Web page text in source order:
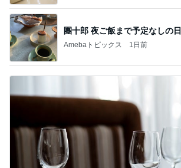
團十郎 夜ご飯まで予定なしの日
Amebaトピックス 1日前